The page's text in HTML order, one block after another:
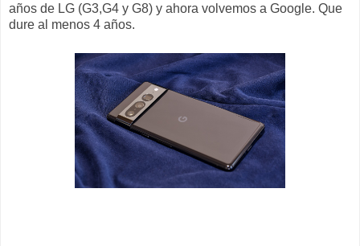
años de LG (G3,G4 y G8) y ahora volvemos a Google. Que
dure al menos 4 años.